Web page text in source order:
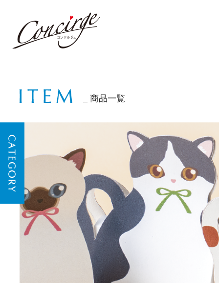
商品一覧